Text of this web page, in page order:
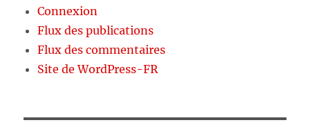
Connexion
Flux des publications
Flux des commentaires
Site de WordPress-FR